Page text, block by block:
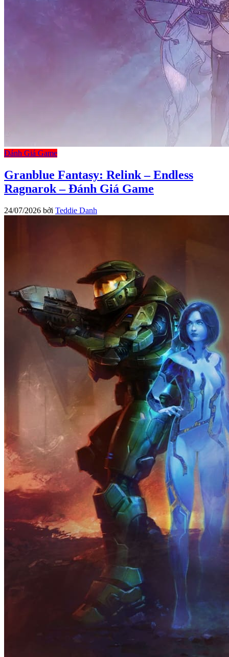
Đánh Giá Game
Granblue Fantasy: Relink – Endless
Ragnarok – Đánh Giá Game
24/07/2026 bởi Teddie Danh